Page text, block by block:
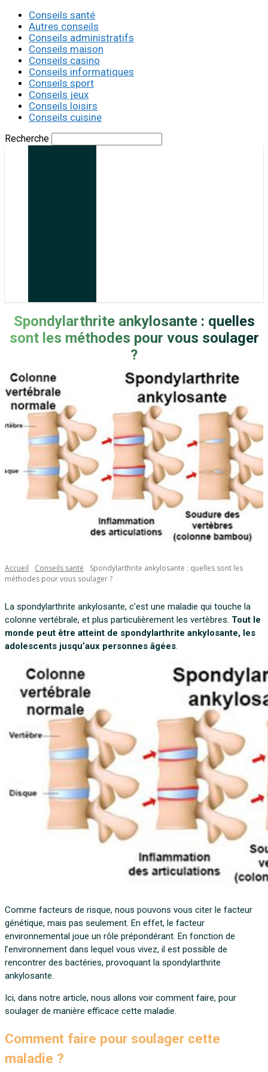
Conseils santé
Autres conseils
Conseils administratifs
Conseils maison
Conseils casino
Conseils informatiques
Conseils sport
Conseils jeux
Conseils loisirs
Conseils cuisine
Recherche
Spondylarthrite ankylosante : quelles
sont les méthodes pour vous soulager
?
Accueil Conseils santé
Spondylarthrite ankylosante : quelles sont les
méthodes pour vous soulager ?
La spondylarthrite ankylosante, c’est une maladie qui touche la
colonne vertébrale, et plus particulièrement les vertèbres. Tout le
monde peut être atteint de spondylarthrite ankylosante, les
adolescents jusqu’aux personnes âgées.
Comme facteurs de risque, nous pouvons vous citer le facteur
génétique, mais pas seulement. En effet, le facteur
environnemental joue un rôle prépondérant. En fonction de
l’environnement dans lequel vous vivez, il est possible de
rencontrer des bactéries, provoquant la spondylarthrite
ankylosante.
Ici, dans notre article, nous allons voir comment faire, pour
soulager de manière efficace cette maladie.
Comment faire pour soulager cette
maladie ?